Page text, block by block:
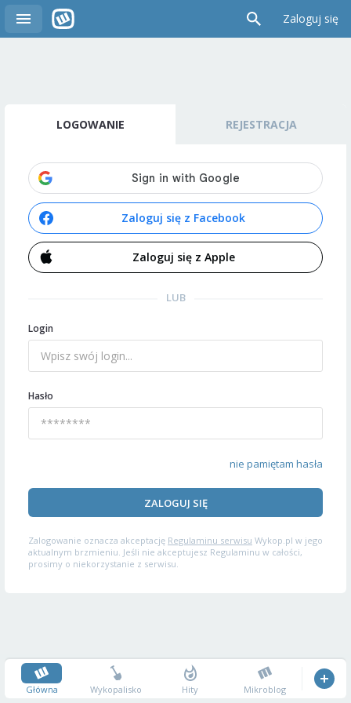
Zaloguj się
LOGOWANIE REJESTRACJA
Zaloguj się z Facebook
Zaloguj się z Apple
LUB
Login
Hasło
nie pamiętam hasła
ZALOGUJ SIĘ
Zalogowanie oznacza akceptację Regulaminu serwisu Wykop.pl w jego
aktualnym brzmieniu. Jeśli nie akceptujesz Regulaminu w całości,
prosimy o niekorzystanie z serwisu.
Główna Wykopalisko Hity Mikroblog